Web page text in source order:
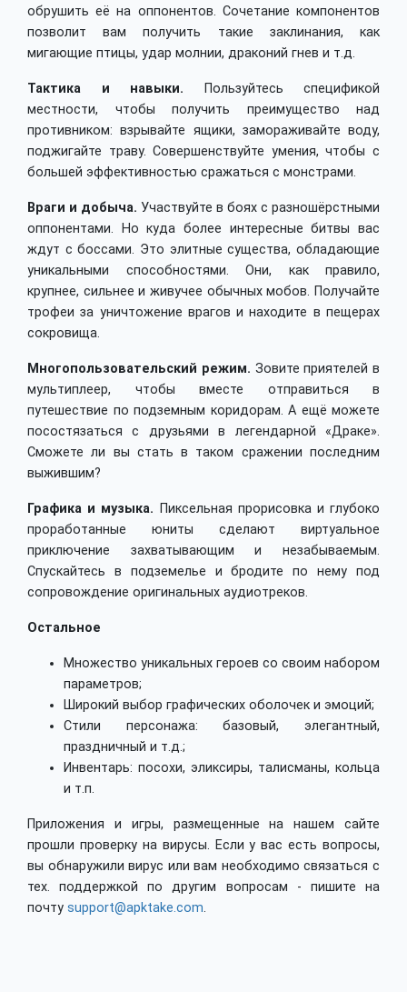
обрушить её на оппонентов. Сочетание компонентов
позволит вам получить такие заклинания, как
мигающие птицы, удар молнии, драконий гнев и т.д.
Тактика и навыки. Пользуйтесь спецификой
местности, чтобы получить преимущество над
противником: взрывайте ящики, замораживайте воду,
поджигайте траву. Совершенствуйте умения, чтобы с
большей эффективностью сражаться с монстрами.
Враги и добыча. Участвуйте в боях с разношёрстными
оппонентами. Но куда более интересные битвы вас
ждут с боссами. Это элитные существа, обладающие
уникальными способностями. Они, как правило,
крупнее, сильнее и живучее обычных мобов. Получайте
трофеи за уничтожение врагов и находите в пещерах
сокровища.
Многопользовательский режим. Зовите приятелей в
мультиплеер, чтобы вместе отправиться в
путешествие по подземным коридорам. А ещё можете
посостязаться с друзьями в легендарной «Драке».
Сможете ли вы стать в таком сражении последним
выжившим?
Графика и музыка. Пиксельная прорисовка и глубоко
проработанные юниты сделают виртуальное
приключение захватывающим и незабываемым.
Спускайтесь в подземелье и бродите по нему под
сопровождение оригинальных аудиотреков.
Остальное
Множество уникальных героев со своим набором
параметров;
Широкий выбор графических оболочек и эмоций;
Стили персонажа: базовый, элегантный,
праздничный и т.д.;
Инвентарь: посохи, эликсиры, талисманы, кольца
и т.п.
Приложения и игры, размещенные на нашем сайте
прошли проверку на вирусы. Если у вас есть вопросы,
вы обнаружили вирус или вам необходимо связаться с
тех. поддержкой по другим вопросам - пишите на
почту support@apktake.com.